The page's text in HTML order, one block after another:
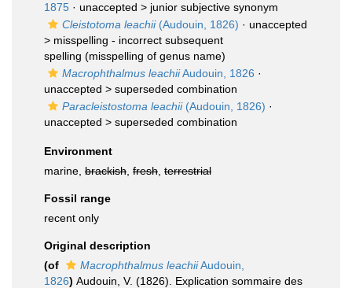
1875 · unaccepted > junior subjective synonym
Cleistotoma leachii(Audouin, 1826) · unaccepted
> misspelling - incorrect subsequent
spelling (misspelling of genus name)
Macrophthalmus leachiiAudouin, 1826 ·
unaccepted > superseded combination
Paracleistostoma leachii(Audouin, 1826) ·
unaccepted > superseded combination
Environment
marine, brackish fresh terrestrial
Fossil range
recent only
Original description
(of
Macrophthalmus leachiiAudouin,
1826) Audouin, V. (1826). Explication sommaire des